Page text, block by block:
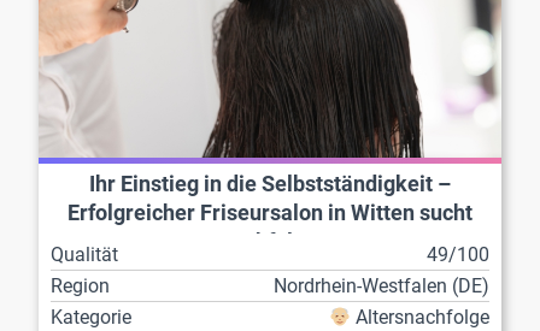
Ihr Einstieg in die Selbstständigkeit –
Erfolgreicher Friseursalon in Witten sucht
Qualität
49/100
Region
Nordrhein-Westfalen (DE)
Kategorie
Altersnachfolge